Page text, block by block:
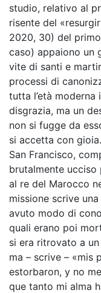
studio, relativo al
risente del
2020, 30) del
caso) appaiono un
vite di santi e
processi di
tutta l’età
disgrazia, ma un
non si fugge da
si accetta con
San Francisco,
brutalmente
al re del Marocco
missione scrive
avuto modo di
quali erano poi
si era ritrovato a
ma – scrive – «mis
estorbaron, y no
que tanto mi alma